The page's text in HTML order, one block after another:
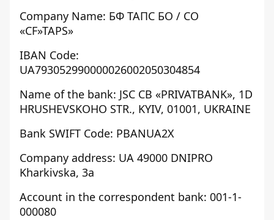
Company Name: БФ TAПC БО / CO
«CF»TAPS»
IBAN Code:
UA793052990000026002050304854
Name of the bank: JSC CB «PRIVATBANK», 1D
HRUSHEVSKOHO STR., KYIV, 01001, UKRAINE
Bank SWIFT Code: PBANUA2X
Company address: UA 49000 DNIPRO
Kharkivska, 3a
Account in the correspondent bank: 001-1-
000080